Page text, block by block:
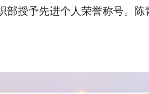
部授予先进个人荣誉称号。